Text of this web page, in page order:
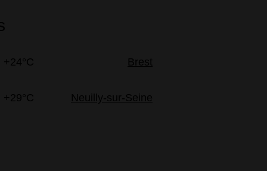
+24°C Brest
+29°C Neuilly-sur-Seine